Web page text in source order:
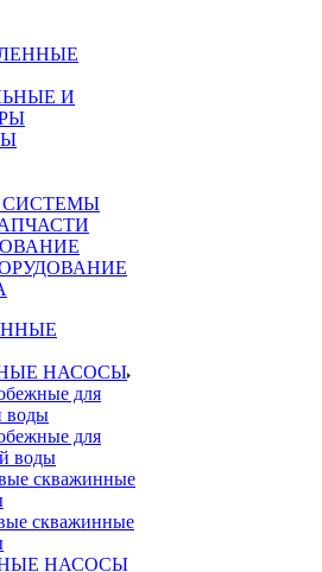
И
СИСТЕМЫ
НАСОСЫ
для
воды
для
воды
скважинные
скважинные